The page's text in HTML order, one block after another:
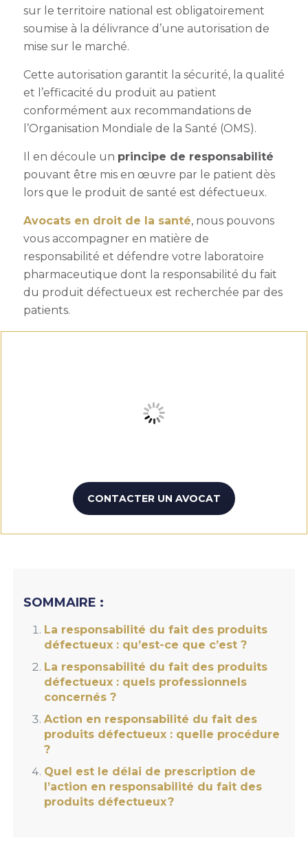
sur le territoire national est obligatoirement
soumise à la délivrance d’une autorisation de
mise sur le marché.
Cette autorisation garantit la sécurité, la qualité
et l’efficacité du produit au patient
conformément aux recommandations de
l’Organisation Mondiale de la Santé (OMS).
Il en découle un principe de responsabilité
pouvant être mis en œuvre par le patient dès
lors que le produit de santé est défectueux.
Avocats en droit de la santé, nous pouvons
vous accompagner en matière de
responsabilité et défendre votre laboratoire
pharmaceutique dont la responsabilité du fait
du produit défectueux est recherchée par des
patients.
CONTACTER UN AVOCAT
SOMMAIRE :
La responsabilité du fait des produits
défectueux : qu’est-ce que c’est ?
La responsabilité du fait des produits
défectueux : quels professionnels
concernés ?
Action en responsabilité du fait des
produits défectueux : quelle procédure
?
Quel est le délai de prescription de
l’action en responsabilité du fait des
produits défectueux ?